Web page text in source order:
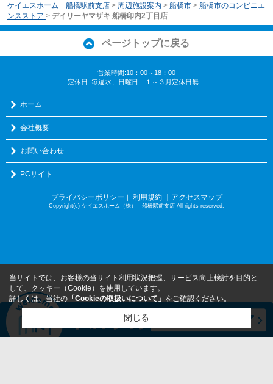
ケイエスホーム 船橋駅前支店 > 周辺施設案内 > 船橋市 > 船橋市のコンビニエ
ンスストア > デイリーヤマザキ 船橋印内2丁目店
ページトップに戻る
営業時間:10：00～18：00
定休日: 毎週水、日曜日 １～３月定休日無
ホーム
会社概要
お問い合わせ
PCサイト
プライバシーポリシー ｜ 利用規約 ｜アクセスマップ
Copyright(c) ケイエスホーム（株） 船橋駅前支店 All rights reserved.
当サイトでは、お客様の当サイト利用状況把握、サービス向上検討を目的と
して、クッキー（Cookie）を使用しています。
詳しくは、当社の 「Cookieの取扱いについて」 をご確認ください。
閉じる